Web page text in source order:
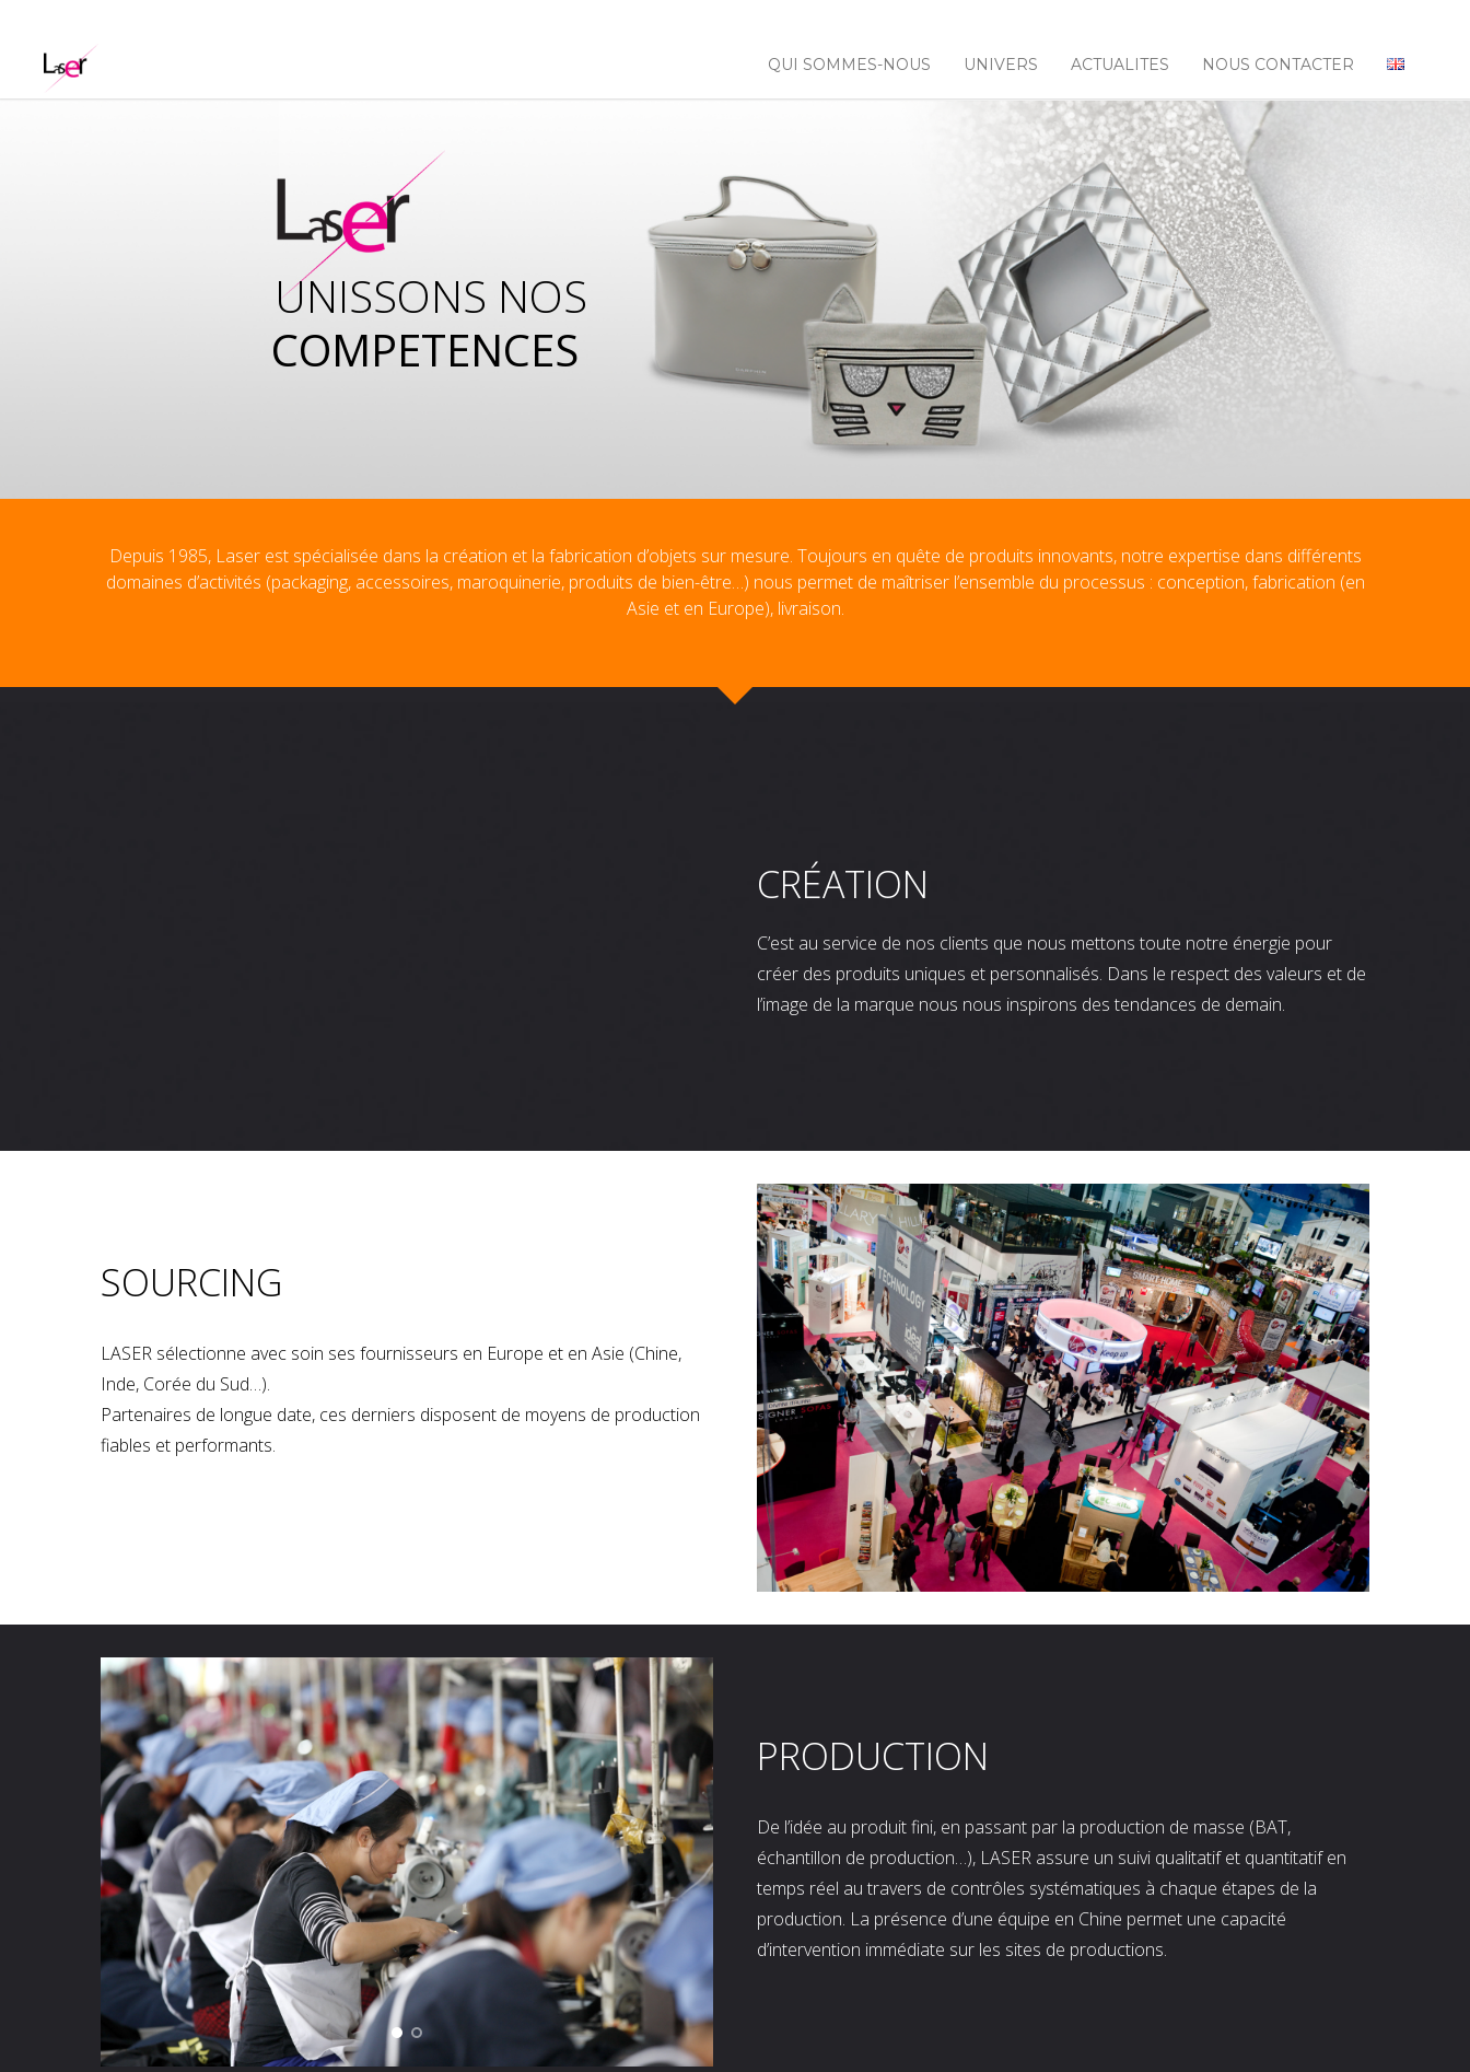
QUI SOMMES-NOUS UNIVERS ACTUALITES NOUS CONTACTER
COMPETENCES
UNISSONS NOS
Depuis 1985, Laser est spécialisée dans la création et la fabrication d’objets sur mesure. Toujours en quête de produits innovants, notre expertise dans différents
domaines d’activités (packaging, accessoires, maroquinerie, produits de bien-être…) nous permet de maîtriser l’ensemble du processus : conception, fabrication (en
Asie et en Europe), livraison.
CRÉATION
C’est au service de nos clients que nous mettons toute notre énergie pour
créer des produits uniques et personnalisés. Dans le respect des valeurs et de
l’image de la marque nous nous inspirons des tendances de demain.
SOURCING
LASER sélectionne avec soin ses fournisseurs en Europe et en Asie (Chine,
Inde, Corée du Sud…).
Partenaires de longue date, ces derniers disposent de moyens de production
fiables et performants.
PRODUCTION
De l’idée au produit fini, en passant par la production de masse (BAT,
échantillon de production…), LASER assure un suivi qualitatif et quantitatif en
temps réel au travers de contrôles systématiques à chaque étapes de la
production. La présence d’une équipe en Chine permet une capacité
d’intervention immédiate sur les sites de productions.